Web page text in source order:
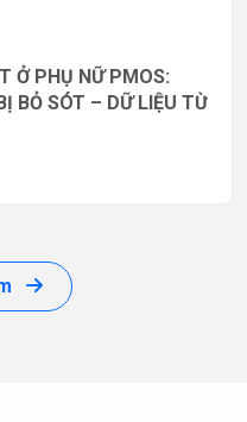
Ở PHỤ NỮ PMOS:
BỎ SÓT – DỮ LIỆU TỪ